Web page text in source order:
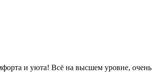
и уюта! Всё на высшем уровне,